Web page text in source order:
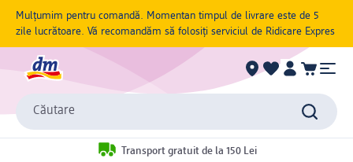
Mulțumim pentru comandă. Momentan timpul de livrare este de 5
zile lucrătoare. Vă recomandăm să folosiți serviciul de Ridicare Expres
Căutare
Transport gratuit de la 150 Lei